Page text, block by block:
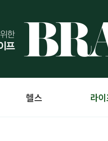
헬스 라